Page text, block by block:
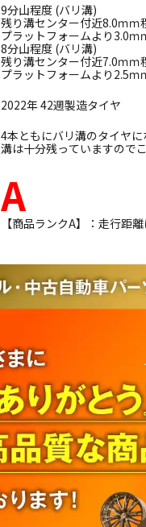
9分山程度 (バリ溝)
残り溝センター付近8.0ｍｍ
プラットフォームより3.0ｍ
8分山程度 (バリ溝)
残り溝センター付近7.0ｍｍ
プラットフォームより2.5ｍ
2022年 42週製造タイヤ
4本ともにバリ溝のタイヤに
溝は十分残っていますので
A
【商品ランクA】：走行距